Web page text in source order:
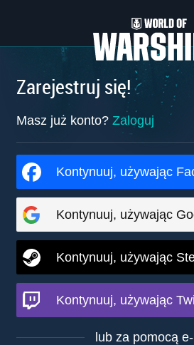
Zarejestruj się!
Masz już konto? Zaloguj
Kontynuuj, używając
Kontynuuj, używając
Kontynuuj, używając
Kontynuuj, używając
lub za pomocą